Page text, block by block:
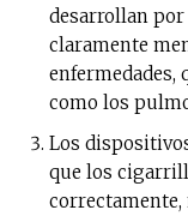
desarrollan por
claramente
enfermedades,
como los
Los
que los